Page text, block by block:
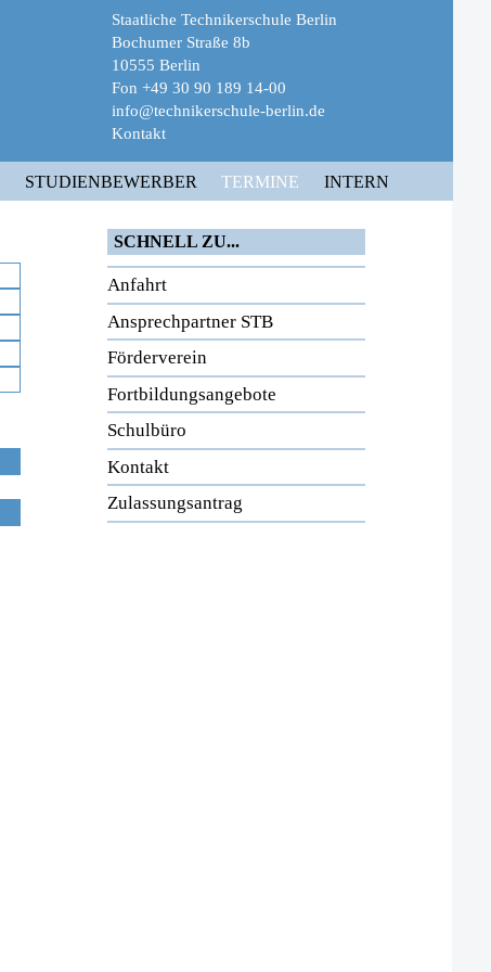
Staatliche Technikerschule Berlin
Bochumer Straße 8b
10555 Berlin
Fon +49 30 90 189 14-00
info@technikerschule-berlin.de
Kontakt
STUDIENBEWERBER TERMINE INTERN
SCHNELL ZU...
Anfahrt
Ansprechpartner STB
Förderverein
Fortbildungsangebote
Schulbüro
Kontakt
Zulassungsantrag